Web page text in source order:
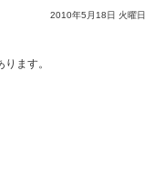
2010年5月18日 火曜日
ます。